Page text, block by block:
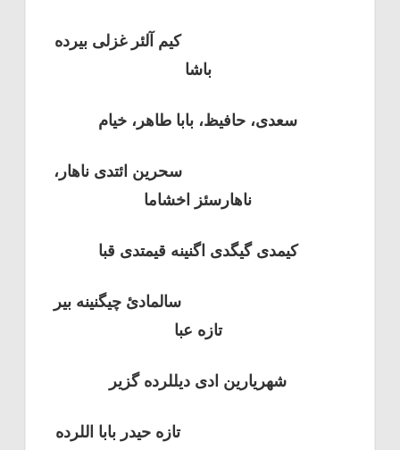
کیم آلئر غزلی بیرده
باشا
سعدی، حافیظ، بابا طاهر، خیام
سحرین ائتدی ناهار،
ناهارسئز اخشاما
کیمدی گیگدی اگنینه قیمتدی قبا
سالمادئ چیگنینه بیر
تازه عبا
شهریارین ادی دیللرده گزیر
تازه حیدر بابا اللرده